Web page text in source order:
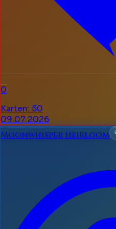
0
Karten: 50
09.07.2026
Moonwhisper Heirloom